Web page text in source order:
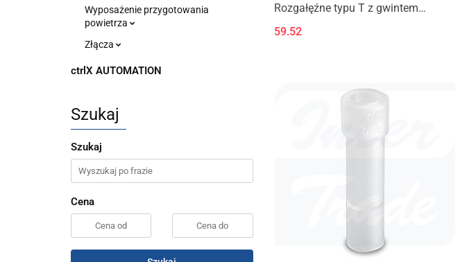
Wyposażenie przygotowania
powietrza
Złącza
ctrlX AUTOMATION
Szukaj
Szukaj
Cena
Rozgałęźne typu T z gwintem
napędowych] KPQT/KPGT
59.52